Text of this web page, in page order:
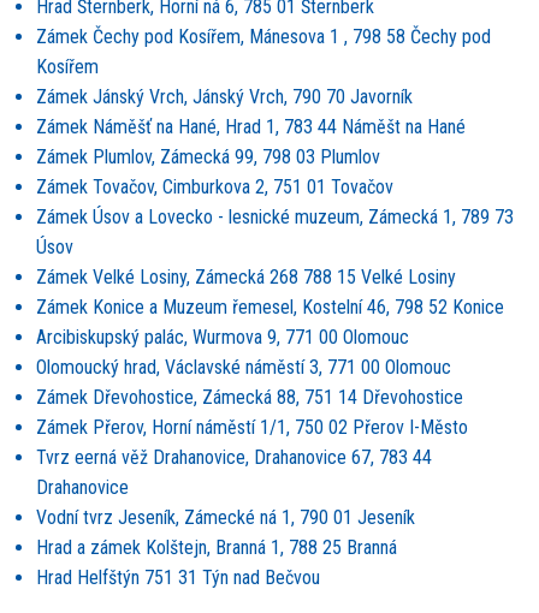
Hrad Šternberk, Horní ná 6, 785 01 Šternberk
Zámek Čechy pod Kosířem, Mánesova 1 , 798 58 Čechy pod
Kosířem
Zámek Jánský Vrch, Jánský Vrch, 790 70 Javorník
Zámek Náměšť na Hané, Hrad 1, 783 44 Náměšt na Hané
Zámek Plumlov, Zámecká 99, 798 03 Plumlov
Zámek Tovačov, Cimburkova 2, 751 01 Tovačov
Zámek Úsov a Lovecko - lesnické muzeum, Zámecká 1, 789 73
Úsov
Zámek Velké Losiny, Zámecká 268 788 15 Velké Losiny
Zámek Konice a Muzeum řemesel, Kostelní 46, 798 52 Konice
Arcibiskupský palác, Wurmova 9, 771 00 Olomouc
Olomoucký hrad, Václavské náměstí 3, 771 00 Olomouc
Zámek Dřevohostice, Zámecká 88, 751 14 Dřevohostice
Zámek Přerov, Horní náměstí 1/1, 750 02 Přerov I-Město
Tvrz eerná věž Drahanovice, Drahanovice 67, 783 44
Drahanovice
Vodní tvrz Jeseník, Zámecké ná 1, 790 01 Jeseník
Hrad a zámek Kolštejn, Branná 1, 788 25 Branná
Hrad Helfštýn 751 31 Týn nad Bečvou